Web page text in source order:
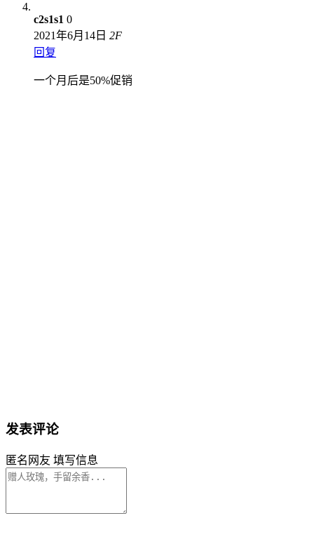
c2s1s1 0
2021年6月14日 2F
回复
一个月后是50%促销
发表评论
匿名网友 填写信息